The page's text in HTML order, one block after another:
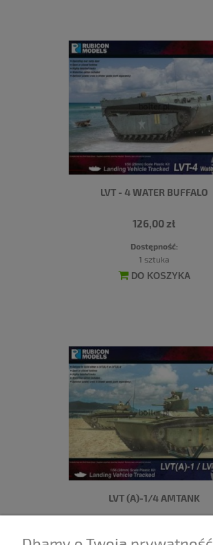
LVT - 4 WATER BUFFALO
126,00 zł
Dostępność:
1 sztuka
DO KOSZYKA
LVT (A)-1/4 AMTANK